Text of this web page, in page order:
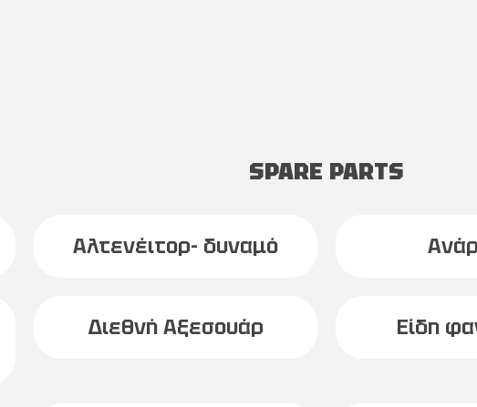
SPARE PARTS
Αλτενέιτορ- δυναμό
Διεθνή Αξεσουάρ Είδη